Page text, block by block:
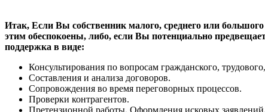
Итак, Если Вы собственник малого, среднего или
этим обеспокоены, либо, если Вы потенциально
поддержка в виде:
Консультирования по вопросам гражданского,
Составления и анализа договоров.
Сопровождения во время переговорных процессов.
Проверки контрагентов.
Претензионной работы. Оформления исковых